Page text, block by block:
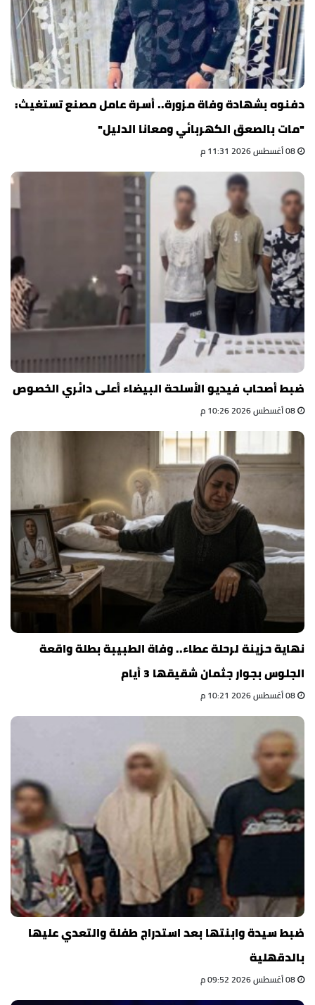
دفنوه بشهادة وفاة مزورة.. أسرة عامل مصنع تستغيث:
"مات بالصعق الكهربائي ومعانا الدليل"
ضبط أصحاب فيديو الأسلحة البيضاء أعلى دائري الخصوص
نهاية حزينة لرحلة عطاء.. وفاة الطبيبة بطلة واقعة
الجلوس بجوار جثمان شقيقها 3 أيام
ضبط سيدة وابنتها بعد استدراج طفلة والتعدي عليها
بالدقهلية